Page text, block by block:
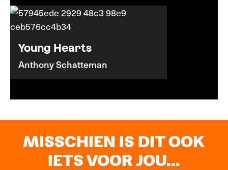
Young Hearts
Anthony Schatteman
MISSCHIEN IS DIT OOK
IETS VOOR JOU...